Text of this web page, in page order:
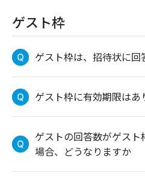
ゲスト枠
ゲスト枠は、招待状に
ゲスト枠に有効期限はあ
ゲストの回答数がゲス
場合、どうなりますか